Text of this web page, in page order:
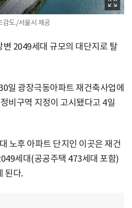
감도./서울시 제공
2049세대 규모의 대단지로 탈
일 광장극동아파트 재건축사업에
비구역 지정이 고시됐다고 4일
노후 아파트 단지인 이곳은 재건
세대(공공주택 473세대 포함)
된다.